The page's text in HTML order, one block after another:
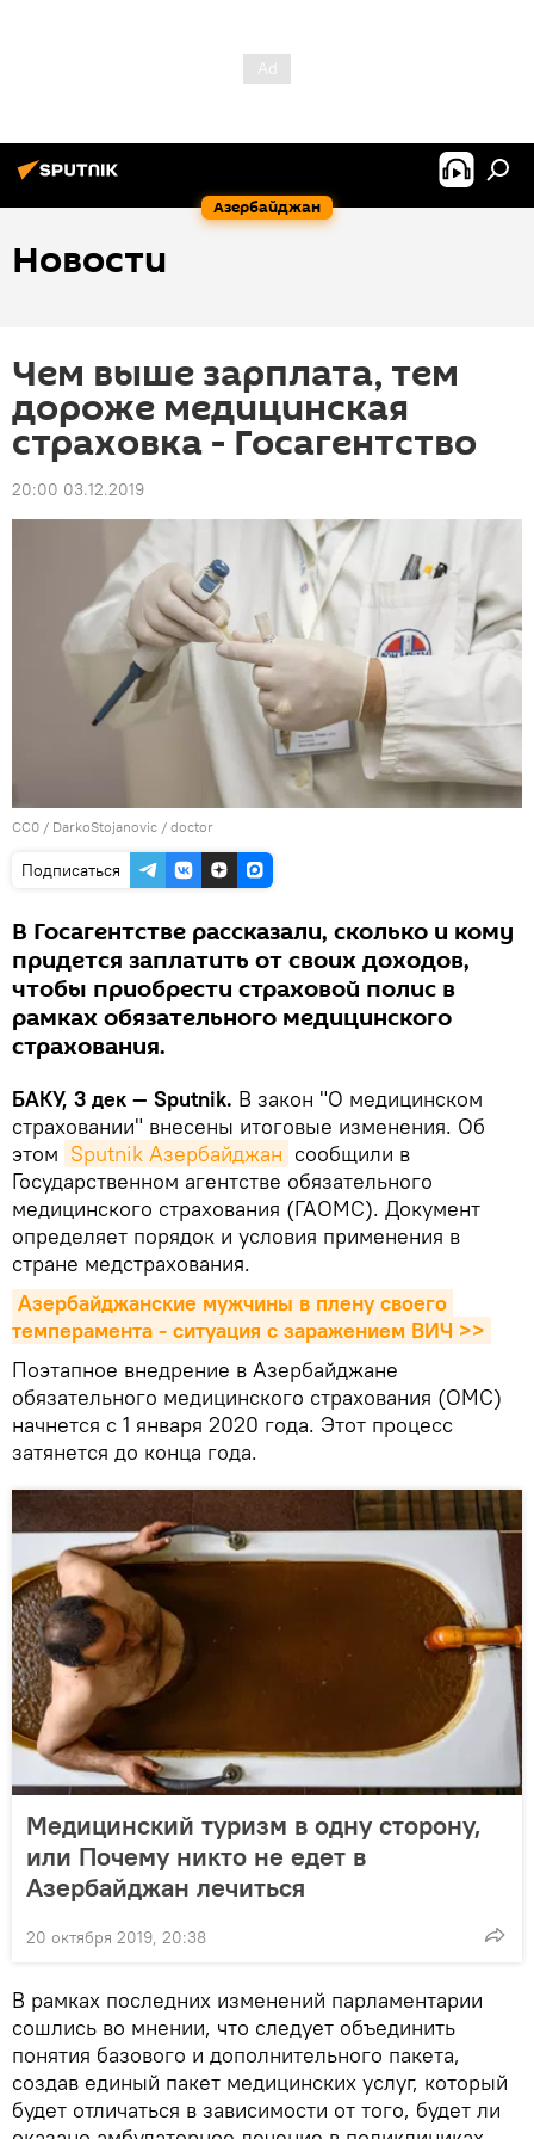
Азербайджан
Новости
Чем выше зарплата, тем
дороже медицинская
страховка - Госагентство
20:00 03.12.2019
CC0 / DarkoStojanovic / doctor
Подписаться
В Госагентстве рассказали, сколько и кому
придется заплатить от своих доходов,
чтобы приобрести страховой полис в
рамках обязательного медицинского
страхования.
БАКУ, 3 дек — Sputnik. В закон "О медицинском
страховании" внесены итоговые изменения. Об
этом Sputnik Азербайджан сообщили в
Государственном агентстве обязательного
медицинского страхования (ГАОМС). Документ
определяет порядок и условия применения в
стране медстрахования.
Азербайджанские мужчины в плену своего
темперамента - ситуация с заражением ВИЧ >>
Поэтапное внедрение в Азербайджане
обязательного медицинского страхования (ОМС)
начнется с 1 января 2020 года. Этот процесс
затянется до конца года.
Медицинский туризм в одну сторону,
или Почему никто не едет в
Азербайджан лечиться
20 октября 2019, 20:38
В рамках последних изменений парламентарии
сошлись во мнении, что следует объединить
понятия базового и дополнительного пакета,
создав единый пакет медицинских услуг, который
будет отличаться в зависимости от того, будет ли